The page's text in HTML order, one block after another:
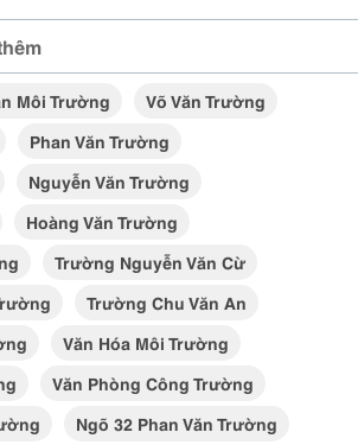
Môi Trường
Võ Văn Trường
Phan Văn Trường
Nguyễn Văn Trường
Hoàng Văn Trường
Trường Nguyễn Văn Cừ
Trường Chu Văn An
Văn Hóa Môi Trường
Văn Phòng Công Trường
Ngõ 32 Phan Văn Trường